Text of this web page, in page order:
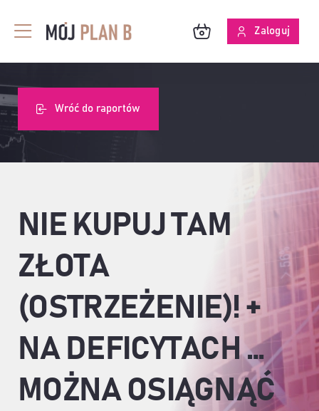
zawartości
Toggle
Navigation
SKUTECZNOŚĆ ANALIZ
Zaloguj
Wróć do raportów
NIE KUPUJ TAM
ZŁOTA
(OSTRZEŻENIE)! +
NA DEFICYTACH …
MOŻNA OSIĄGNĄĆ